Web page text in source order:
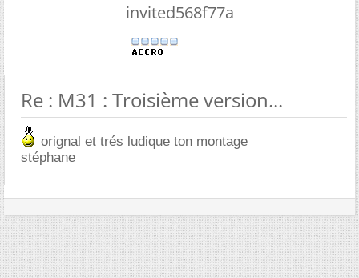
invited568f77a
Re : M31 : Troisième version...
orignal et trés ludique ton montage
stéphane